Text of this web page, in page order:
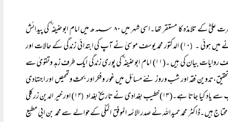
کوفہ کا شہر عہد صحابہؓ میں وقیع علمی حیثیت اختیار کر چکا تھا۔حضرت عبداللہ ابن مسعودؓ اور حضرت علیؓ کے تلامذہ کا مستقر تھا۔اسی شہر میں ۸۰ ؁ھ میں امام ابو حنیفہ ؒ کی پیدائش
(
۱۰) الدکتور محمد یوسف موسیٰ نے آپ کی ابتدائی زندگی کے حالات اور
تجارت میں آپ کی امانت ودیانت کا ذکر کرنے کے بعد علم فقہ کی طرف آپ کے میلان کی مختلف روایات بیان کی ہیں ۔(۱۱) امام ابو حنیفہ ؒ کی پوری زندگی ایک طرف زہد وتقویٰ سے
ودیانت کی آئینہ دار ہے(۱۲) تو دوسری طرف علم وتحقیق،تدوین فقہ اور شب وروز نئے مسائل میں غور وفکر اور بحث وتمحیص اور اجتہادی
خطیب بغدادی نے تاریخ بغداد
(
۱۴) اور خیر الدین زرکلی
ہیں۔ڈاکٹر محمد حمیداللہ نے صدر الائمہ الموفق المکّی کے حوالے سے محمد بن ابی مطیع